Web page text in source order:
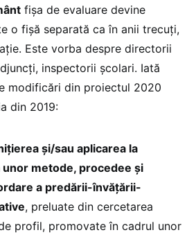
fișa de evaluare devine
o fișă separată ca în anii trecuți,
Este vorba despre directorii
inspectorii școlari. Iată
modificări din proiectul 2020
din 2019:
şi/sau aplicarea la
unor metode, procedee şi
a predării-învăţării-
, preluate din cercetarea
profil, promovate în cadrul unor